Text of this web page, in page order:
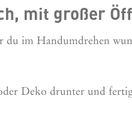
mit großer
im Handumdrehen
Deko drunter und